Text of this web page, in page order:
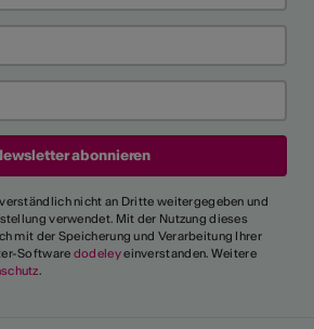
nicht an Dritte weitergegeben und
verwendet. Mit der Nutzung dieses
mit der Speicherung und Verarbeitung Ihrer
Software dodeleyeinverstanden. Weitere
.